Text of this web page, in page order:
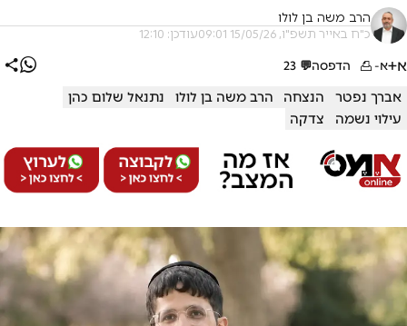
הרב משה בן לולו
כ"ח באייר תשפ"ו, 15/05/26 09:01 עודכן: 12:10
א+א- הדפסה💬
23
אברך נפטר הנצחה הרב משה בן לולו
נתנאל שלום כהן
עילוי נשמה
צדקה